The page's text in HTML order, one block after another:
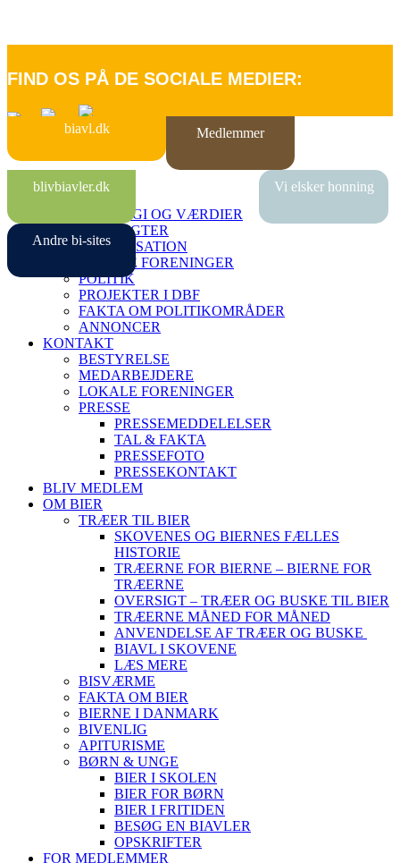
FIND OS PÅ DE SOCIALE MEDIER:
biavl.dk Medlemmer
blivbiavler.dk Vi elsker honning
Andre bi-sites
FORSIDE
STRATEGI OG VÆRDIER
VEDTÆGTER
ORGANISATION
LOKALE FORENINGER
POLITIK
PROJEKTER I DBF
FAKTA OM POLITIKOMRÅDER
ANNONCER
KONTAKT
BESTYRELSE
MEDARBEJDERE
LOKALE FORENINGER
PRESSE
PRESSEMEDDELELSER
TAL & FAKTA
PRESSEFOTO
PRESSEKONTAKT
BLIV MEDLEM
OM BIER
TRÆER TIL BIER
SKOVENES OG BIERNES FÆLLES
HISTORIE
TRÆERNE FOR BIERNE – BIERNE FOR
TRÆERNE
OVERSIGT – TRÆER OG BUSKE TIL BIER
TRÆERNE MÅNED FOR MÅNED
ANVENDELSE AF TRÆER OG BUSKE
BIAVL I SKOVENE
LÆS MERE
BISVÆRME
FAKTA OM BIER
BIERNE I DANMARK
BIVENLIG
APITURISME
BØRN & UNGE
BIER I SKOLEN
BIER FOR BØRN
BIER I FRITIDEN
BESØG EN BIAVLER
OPSKRIFTER
FOR MEDLEMMER